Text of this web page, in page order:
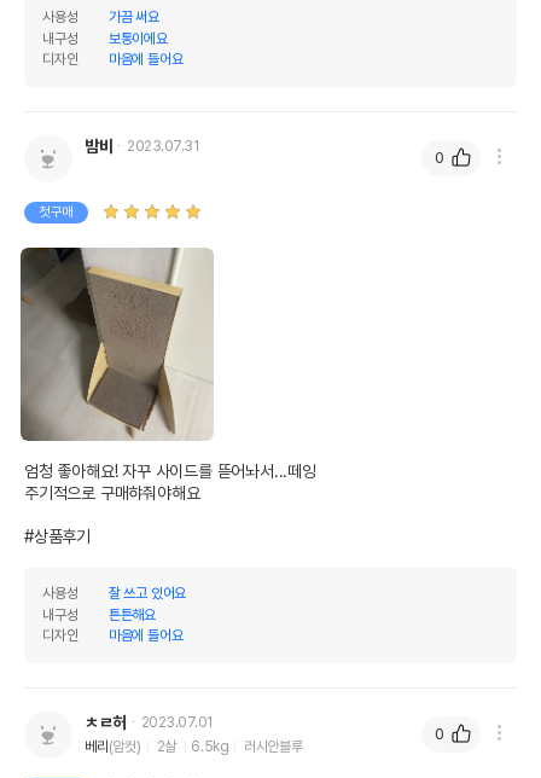
상품 필수 정보
법에 의한 인증,허가 등을
경우 그에 대한 사항
제조자,수입품의 경우
수입자를 함께 표기
전화번호
사용성
가끔 써요
내구성
보통이에요
디자인
마음에 들어요
밤비 2023.07.31
첫구매
엄청 좋아해요! 자꾸 사이드를 뜯어놔서...떼잉
주기적으로 구매햐줘야해요
#상품후기
사용성
잘 쓰고 있어요
내구성
튼튼해요
디자인
마음에 들어요
0
ㅊㄹ허
2023.07.01
베리(암컷) 2살 6.5kg 러시안블루
0